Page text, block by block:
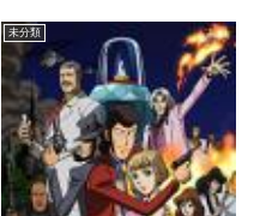
戦争（第1次～第4次オイディプ
ス戦争）以降は地球との関係は冷
え切った状態が続いており、地球
における唯一の窓口である「満...
未分類